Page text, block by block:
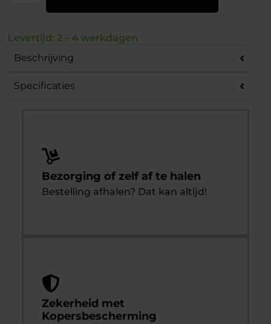
Levertijd: 2 – 4 werkdagen
Beschrijving
Specificaties
Bezorging of zelf af te halen
Bestelling afhalen? Dat kan altijd!
Zekerheid met
Kopersbescherming